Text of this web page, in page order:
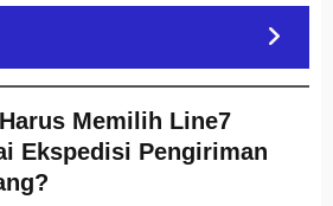
Memilih Line7
Ekspedisi Pengiriman